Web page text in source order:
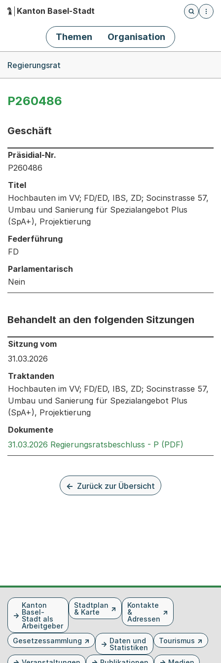
Hauptnavigation
Kanton Basel-Stadt
Öffnet
Themen Organisation
Regierungsrat
P260486
Geschäft
Informationen zum Ausgewählten Geschäft
Präsidial-Nr.
P260486
Titel
Hochbauten im VV; FD/ED, IBS, ZD; Socinstrasse 57,
Umbau und Sanierung für Spezialangebot Plus
(SpA+), Projektierung
Federführung
FD
Parlamentarisch
Nein
Behandelt an den folgenden Sitzungen
Behandelt an den folgenden Sitzungen: Informationen
Sitzung vom
31.03.2026
Traktanden
Hochbauten im VV; FD/ED, IBS, ZD; Socinstrasse 57,
Umbau und Sanierung für Spezialangebot Plus
(SpA+), Projektierung
Dokumente
31.03.2026 Regierungsratsbeschluss - P (PDF)
Zurück zur Übersicht
FusszeileKanton
Basel-
Stadt als
Arbeitgeber
Stadtplan
& Karte
Kontakte
&
Adressen
Gesetzessammlung
Daten und
Statistiken
Tourismus